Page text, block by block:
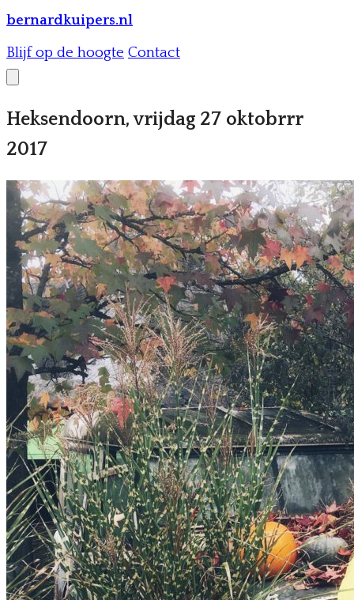
bernardkuipers.nl
Blijf op de hoogte Contact
Heksendoorn, vrijdag 27 oktobrrr
2017